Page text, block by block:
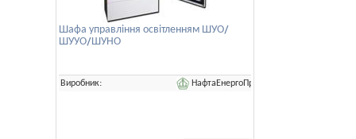
Шафа управління освітленням ШУО/
ШУУО/ШУНО
Виробник: НафтаЕнергоПром